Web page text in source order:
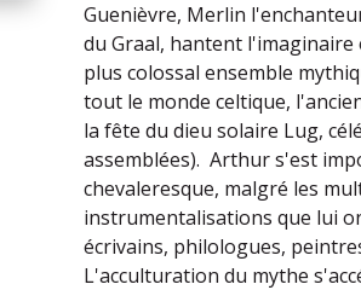
Guenièvre, Merlin
du Graal, hantent l'imaginaire
plus colossal ensemble
tout le monde celtique,
la fête du dieu solaire Lug,
assemblées). Arthur s'est
chevaleresque, malgré les
instrumentalisations que lui
écrivains, philologues,
L'acculturation du mythe